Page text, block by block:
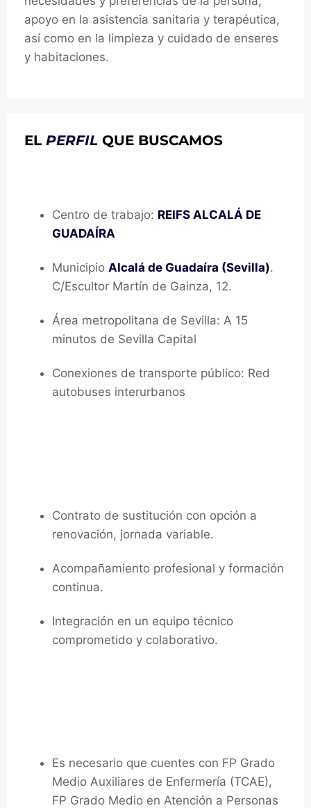
apoyo en la asistencia sanitaria y terapéutica,
así como en la limpieza y cuidado de enseres
y habitaciones.
EL PERFIL QUE BUSCAMOS
Centro de trabajo: REIFS ALCALÁ DE
GUADAÍRA
Municipio Alcalá de Guadaíra (Sevilla).
C/Escultor Martín de Gainza, 12.
Área metropolitana de Sevilla: A 15
minutos de Sevilla Capital
Conexiones de transporte público: Red
autobuses interurbanos
Contrato de sustitución con opción a
renovación, jornada variable.
Acompañamiento profesional y formación
continua.
Integración en un equipo técnico
comprometido y colaborativo.
Es necesario que cuentes con FP Grado
Medio Auxiliares de Enfermería (TCAE),
FP Grado Medio en Atención a Personas